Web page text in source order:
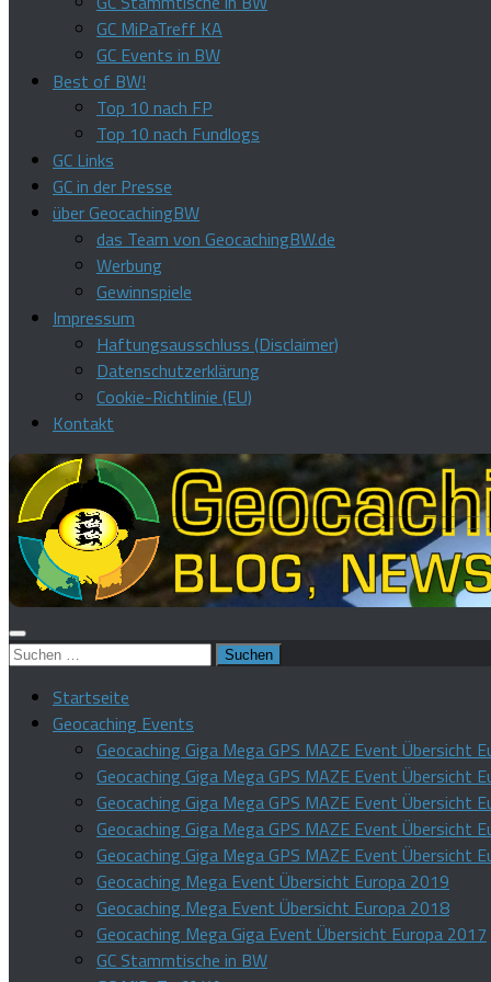
GC MiPaTreff KA
GC Events in BW
Best of BW!
Top 10 nach FP
Top 10 nach Fundlogs
GC Links
GC in der Presse
über GeocachingBW
das Team von GeocachingBW.de
Werbung
Gewinnspiele
Impressum
Haftungsausschluss (Disclaimer)
Datenschutzerklärung
Cookie-Richtlinie (EU)
Kontakt
Suchen
Startseite
Geocaching Events
Geocaching Giga Mega GPS MAZE Event Übersicht
Geocaching Giga Mega GPS MAZE Event Übersicht
Geocaching Giga Mega GPS MAZE Event Übersicht
Geocaching Giga Mega GPS MAZE Event Übersicht
Geocaching Giga Mega GPS MAZE Event Übersicht
Geocaching Mega Event Übersicht Europa 2019
Geocaching Mega Event Übersicht Europa 2018
Geocaching Mega Giga Event Übersicht Europa 2017
GC Stammtische in BW